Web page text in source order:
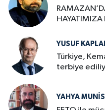
HAYATIMIZA
YUSUF
Türkiye,
terbiye
YAHYA MUNIS